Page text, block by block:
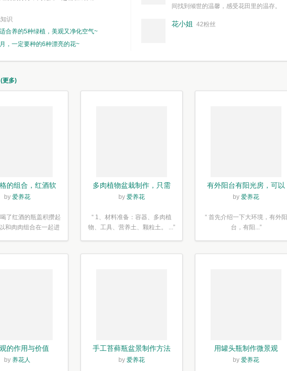
识
合养的5种绿植，美观又净化空气~
，一定要种的6种漂亮的花~
间找到倾世的温馨，感受花田里的温存。
花小姐 42粉丝
(更多)
的组合，红酒软
多肉植物盆栽
by 爱养花
了红酒的瓶盖积攒起
和肉肉组合在一起进
多肉植物盆栽制作，只需
简单6步
by 爱养花
“ 1、材料准备：容器、多肉植
物、工具、营养土、颗粒土。 ...”
有外阳台有阳光房，可以
露养！为了肉肉，任性又
by 爱养花
“ 首先介绍一下大环境，有外阳
台，有阳...”
的作用与价值
by 养花人
手工苔藓瓶盆景制作方法
by 爱养花
用罐头瓶制作微景观
by 爱养花